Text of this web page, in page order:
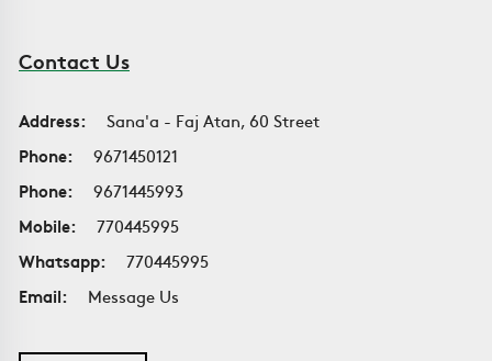
Contact Us
Address:
Sana'a - Faj Atan, 60 Street
Phone:
9671450121
Phone:
9671445993
Mobile:
770445995
Whatsapp:
770445995
Email:
Message Us